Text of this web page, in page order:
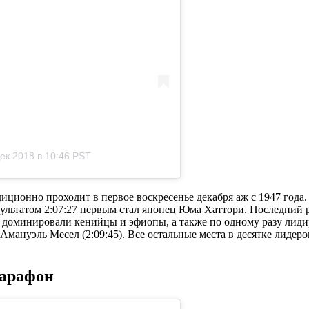
2018 в 10:46 PST
проходит в первое воскресенье декабря аж с 1947
2:07:27 первым стал японец Юма Хаттори. Последний
кенийцы и эфиопы, а также по одному разу
Месел (2:09:45). Все остальные места в десятке